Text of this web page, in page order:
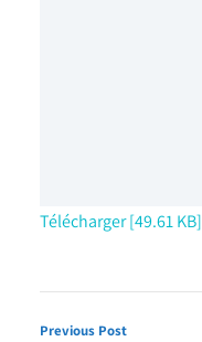
Télécharger [49.61 KB]
Previous Post